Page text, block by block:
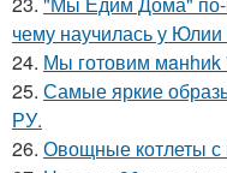
чему научилась у
24. Мы готовим мaнhиk
25. Самые яркие
РУ.
26. Овощные котлеты с